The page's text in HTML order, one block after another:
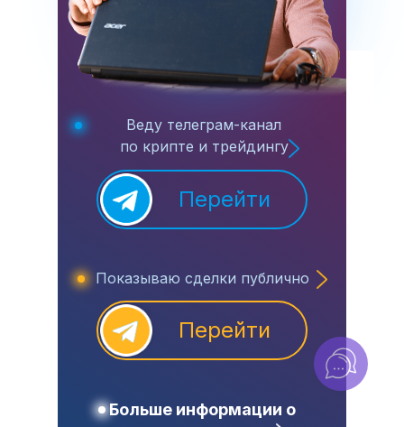
Перейти
Больше информации о
Показываю сделки публично
Перейти
Веду телеграм-канал
по крипте и трейдингу